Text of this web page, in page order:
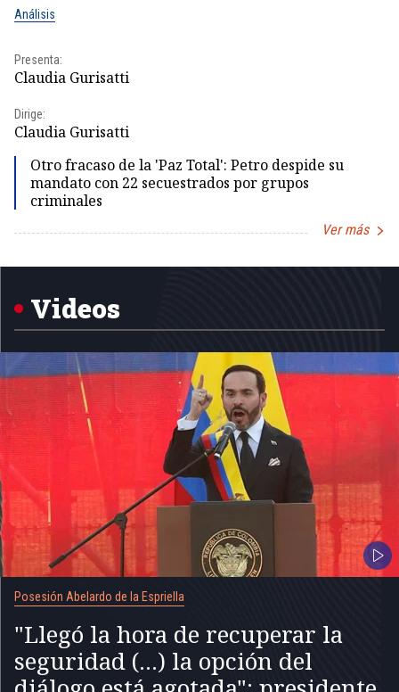
Análisis
Presenta:
Claudia Gurisatti
Dirige:
Claudia Gurisatti
Otro fracaso de la 'Paz Total': Petro despide su
mandato con 22 secuestrados por grupos
criminales
Ver más
1
Videos
Posesión Abelardo de la Espriella
"Llegó la hora de recuperar la
seguridad (...) la opción del